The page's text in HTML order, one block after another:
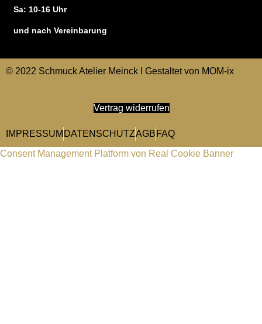
Sa: 10-16 Uhr
und nach Vereinbarung
© 2022 Schmuck Atelier Meinck I Gestaltet von MOM-ix
Vertrag widerrufen
IMPRESSUM DATENSCHUTZAGB FAQ
Consent Management Platform von Real Cookie Banner